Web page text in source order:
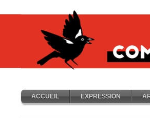
ACCUEIL EXPRESSION